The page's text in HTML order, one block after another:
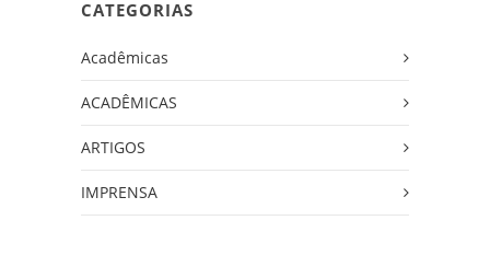
CATEGORIAS
Acadêmicas
ACADÊMICAS
ARTIGOS
IMPRENSA